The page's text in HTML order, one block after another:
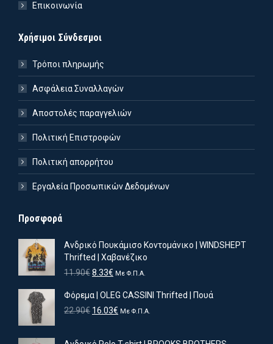
Επικοινωνία
Χρήσιμοι Σύνδεσμοι
Τρόποι πληρωμής
Ασφάλεια Συναλλαγών
Αποστολές παραγγελιών
Πολιτική Επιστροφών
Πολιτική απορρήτου
Εργαλεία Προσωπικών Δεδομένων
Προσφορά
Ανδρικό Πουκάμισο Κοντομάνικο | WINDSHEPT
Thrifted | Χαβανέζικο
11.90€Original
was:
11.90€.
8.33€ Η
τιμή
είναι:
Με Φ.Π.Α.
Φόρεμα | OLEG CASSINI Thrifted | Πουά
22.90€ Original
16.03€ ΗΜε Φ.Π.Α.